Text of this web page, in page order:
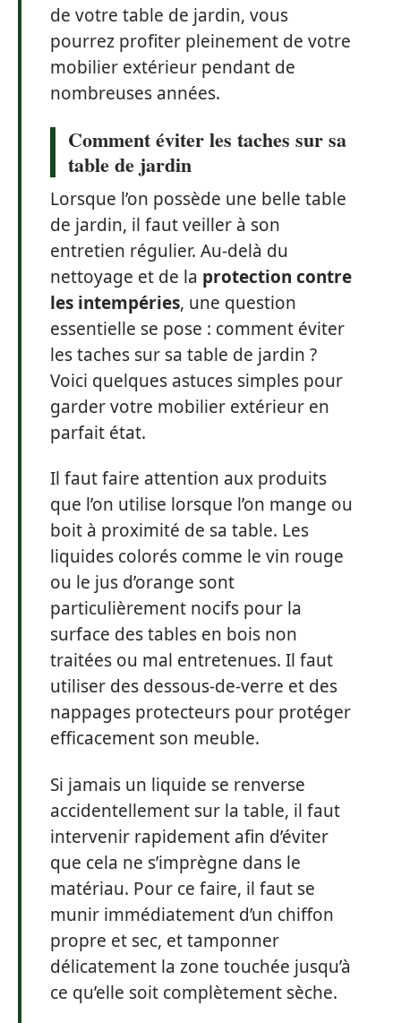
de votre table de jardin, vous
pourrez profiter pleinement de votre
mobilier extérieur pendant de
nombreuses années.
Comment éviter les taches sur sa
table de jardin
Lorsque l’on possède une belle table
de jardin, il faut veiller à son
entretien régulier. Au-delà du
nettoyage et de la protection contre
les intempéries, une question
essentielle se pose : comment éviter
les taches sur sa table de jardin ?
Voici quelques astuces simples pour
garder votre mobilier extérieur en
parfait état.
Il faut faire attention aux produits
que l’on utilise lorsque l’on mange ou
boit à proximité de sa table. Les
liquides colorés comme le vin rouge
ou le jus d’orange sont
particulièrement nocifs pour la
surface des tables en bois non
traitées ou mal entretenues. Il faut
utiliser des dessous-de-verre et des
nappages protecteurs pour protéger
efficacement son meuble.
Si jamais un liquide se renverse
accidentellement sur la table, il faut
intervenir rapidement afin d’éviter
que cela ne s’imprègne dans le
matériau. Pour ce faire, il faut se
munir immédiatement d’un chiffon
propre et sec, et tamponner
délicatement la zone touchée jusqu’à
ce qu’elle soit complètement sèche.